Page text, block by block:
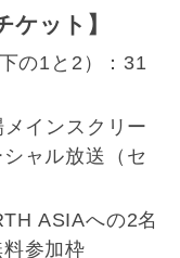
ケット】
の1と2）：31
インスクリー
ャル放送（セ
ASIAへの2名
参加枠